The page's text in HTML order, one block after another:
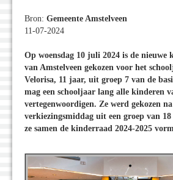
Bron: Gemeente Amstelveen
11-07-2024
Op woensdag 10 juli 2024 is de nieuwe
van Amstelveen gekozen voor het
Velorisa, 11 jaar, uit groep 7 van de
mag een schooljaar lang alle kinderen
vertegenwoordigen. Ze werd gekozen
verkiezingsmiddag uit een groep van
ze samen de kinderraad 2024-2025